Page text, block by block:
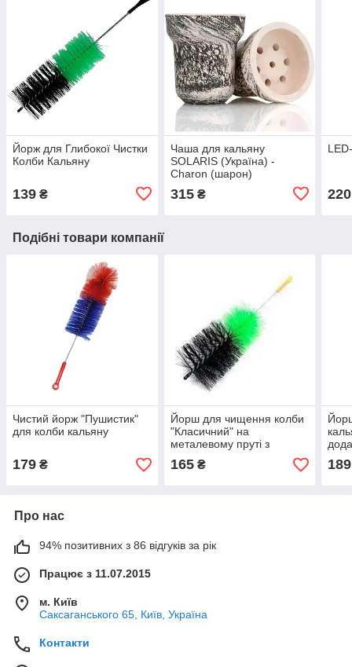
Йорж для Глибокої Чистки
Колби Кальяну
139 ₴
Чаша для кальяну
SOLARIS (Україна) -
Charon (шарон)
315₴ 220
Подібні товари компанії
Чистий йорж "Пушистик"
для колби кальяну
179 ₴
Йорш для чищення колби
"Класичний" на
металевому пруті з
пластиковою ручкою
165₴ 189
Про нас
94% позитивних з 86 відгуків за рік
Працює з 11.07.2015
м. Київ
Саксаганського 65, Київ, Україна
Контакти